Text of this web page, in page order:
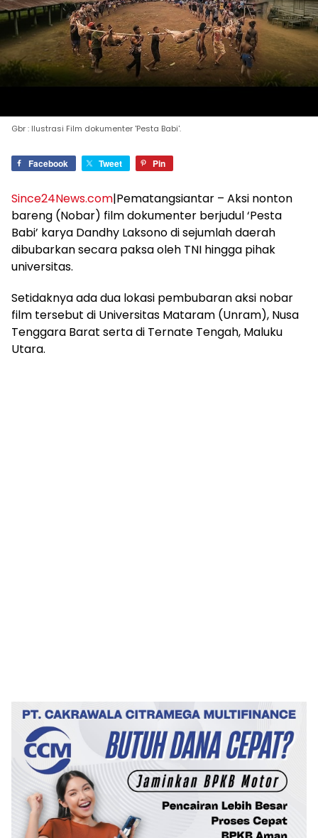
Gbr : Ilustrasi Film dokumenter 'Pesta Babi'.
Facebook Tweet Pin
Since24News.com|Pematangsiantar – Aksi nonton
bareng (Nobar) film dokumenter berjudul ‘Pesta
Babi’ karya Dandhy Laksono di sejumlah daerah
dibubarkan secara paksa oleh TNI hingga pihak
universitas.
Setidaknya ada dua lokasi pembubaran aksi nobar
film tersebut di Universitas Mataram (Unram), Nusa
Tenggara Barat serta di Ternate Tengah, Maluku
Utara.